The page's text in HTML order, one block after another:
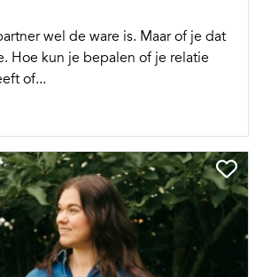
wel de ware is. Maar of je dat
Hoe kun je bepalen of je relatie
of...